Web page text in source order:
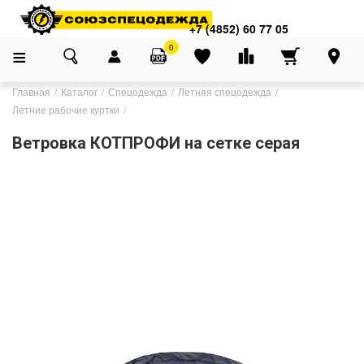
+7 (4852) 60 77 05
0
Главная Каталог Спецодежда
Летняя спецодежда
Летние рабочие куртки
Ветровка КОТПРОФИ на сетке серая